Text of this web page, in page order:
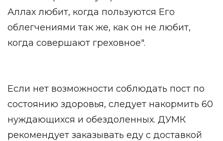
Аллах любит, когда пользуются Его
облегчениями так же, как он не любит,
когда совершают греховное".
Если нет возможности соблюдать пост по
состоянию здоровья, следует накормить 60
нуждающихся и обездоленных. ДУМК
рекомендует заказывать еду с доставкой